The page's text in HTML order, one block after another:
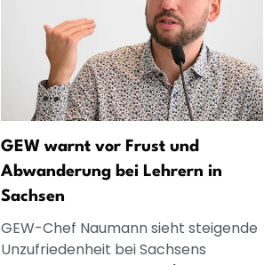
GEW warnt vor Frust und
Abwanderung bei Lehrern in
Sachsen
GEW-Chef Naumann sieht steigende
Unzufriedenheit bei Sachsens